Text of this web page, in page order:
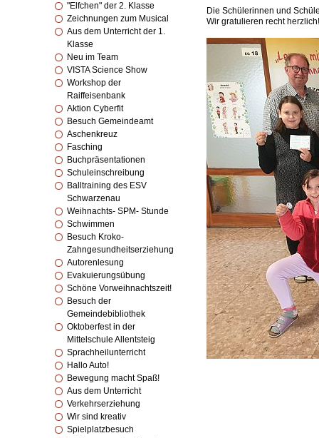
"Elfchen" der 2. Klasse
Zeichnungen zum Musical
Aus dem Unterricht der 1.
Klasse
Neu im Team
VISTA Science Show
Workshop der
Raiffeisenbank
Aktion Cyberfit
Besuch Gemeindeamt
Aschenkreuz
Fasching
Buchpräsentationen
Schuleinschreibung
Balltraining des ESV
Schwarzenau
Weihnachts- SPM- Stunde
Schwimmen
Besuch Kroko-
Zahngesundheitserziehung
Autorenlesung
Evakuierungsübung
Schöne Vorweihnachtszeit!
Besuch der
Gemeindebibliothek
Oktoberfest in der
Mittelschule Allentsteig
Sprachheilunterricht
Hallo Auto!
Bewegung macht Spaß!
Aus dem Unterricht
Verkehrserziehung
Wir sind kreativ
Spielplatzbesuch
Die Schülerinnen und
Wir gratulieren recht herzlich!